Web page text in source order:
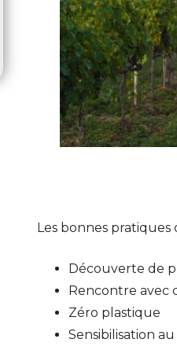
Les bonnes pratiques
Découverte de
Rencontre avec
Zéro plastique
Sensibilisation